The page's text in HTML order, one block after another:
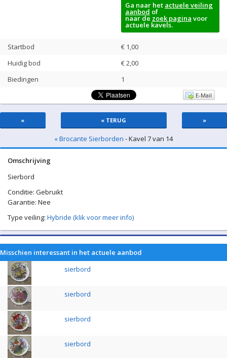
Ga naar het actuele veiling
aanbod of
naar de zoek pagina voor
actuele kavels.
Startbod
€ 1,00
Huidig bod
€2,00
Biedingen
1
E-Mail
« « TERUG »
« Brocante Sierborden - Kavel 7 van 14
Omschrijving
Sierbord
Conditie: Gebruikt
Garantie: Nee
Type veiling: Hybride (klik voor meer info)
Misschien interessant in het actuele aanbod
sierbord
sierbord
sierbord
sierbord